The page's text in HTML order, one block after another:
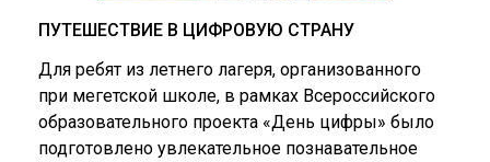
ПУТЕШЕСТВИЕ В ЦИФРОВУЮ СТРАНУ
Для ребят из летнего лагеря, организованного
при мегетской школе, в рамках Всероссийского
образовательного проекта «День цифры» было
подготовлено увлекательное познавательное